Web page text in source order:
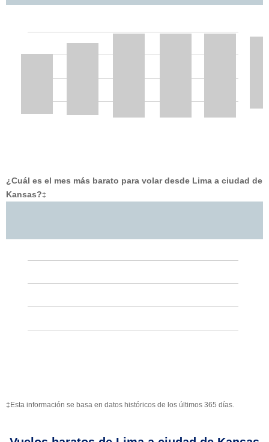
¿Cuál es el mes más barato para volar desde Lima a ciudad de
Kansas?‡
‡Esta información se basa en datos históricos de los últimos 365 días.